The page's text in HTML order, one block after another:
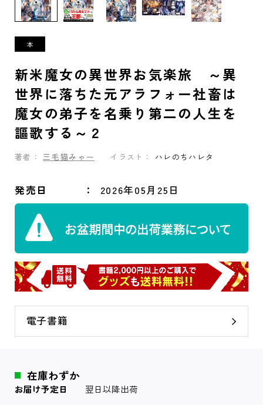
新米魔女の異世界お気楽旅 ～異
世界に落ちた元アラフォー社畜は
魔女の弟子を名乗り第二の人生を
謳歌する～２
著者： 三毛猫みゃー イラスト： ハレのちハレタ
発売日 2026年05月25日
電子書籍
在庫わずか
お届け予定日 翌日以降出荷